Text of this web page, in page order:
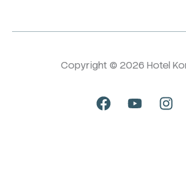
Copyright © 2026 Hotel
F
a
Y
o
I
n